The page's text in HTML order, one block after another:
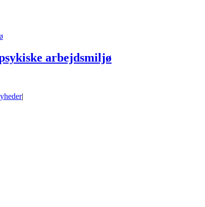
arbejdsmiljø
|